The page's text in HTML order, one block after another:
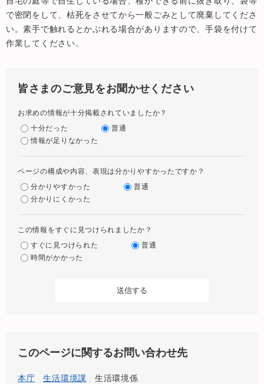
で密閉をして、枯死をさせてから一般ごみとして廃棄してくださ
い。素手で触れるとかぶれる場合がありますので、手袋を付けて
作業してください。
皆さまのご意見をお聞かせください
お求めの情報が十分掲載されていましたか？
十分だった
普通
情報が足りなかった
ページの構成や内容、表現は分かりやすかったですか？
分かりやすかった
普通
分かりにくかった
この情報をすぐに見つけられましたか？
すぐに見つけられた
普通
時間がかかった
このページに関するお問い合わせ先
本庁 生活環境課 生活環境係